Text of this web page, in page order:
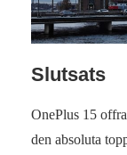
Slutsats
OnePlus 15
den absoluta